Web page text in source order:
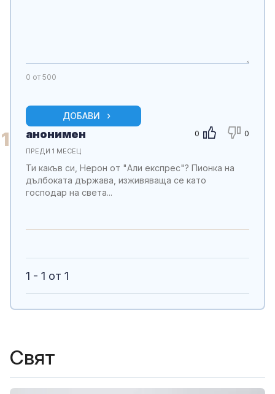
0 от 500
ДОБАВИ
1 0 0
анонимен
ПРЕДИ 1 МЕСЕЦ
Ти какъв си, Нерон от "Али експрес"? Пионка на
дълбоката държава, изживяваща се като
господар на света...
1 - 1 от 1
Свят